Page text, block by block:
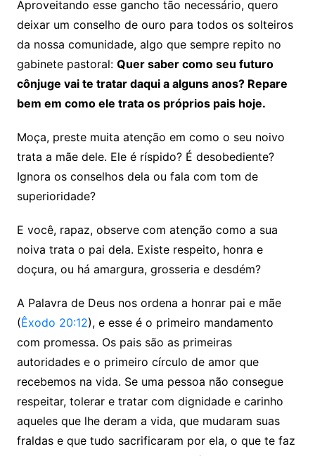
Aproveitando esse gancho tão necessário, quero
deixar um conselho de ouro para todos os solteiros
da nossa comunidade, algo que sempre repito no
gabinete pastoral: Quer saber como seu futuro
cônjuge vai te tratar daqui a alguns anos? Repare
bem em como ele trata os próprios pais hoje.
Moça, preste muita atenção em como o seu noivo
trata a mãe dele. Ele é ríspido? É desobediente?
Ignora os conselhos dela ou fala com tom de
superioridade?
E você, rapaz, observe com atenção como a sua
noiva trata o pai dela. Existe respeito, honra e
doçura, ou há amargura, grosseria e desdém?
A Palavra de Deus nos ordena a honrar pai e mãe
(Êxodo 20:12), e esse é o primeiro mandamento
com promessa. Os pais são as primeiras
autoridades e o primeiro círculo de amor que
recebemos na vida. Se uma pessoa não consegue
respeitar, tolerar e tratar com dignidade e carinho
aqueles que lhe deram a vida, que mudaram suas
fraldas e que tudo sacrificaram por ela, o que te faz